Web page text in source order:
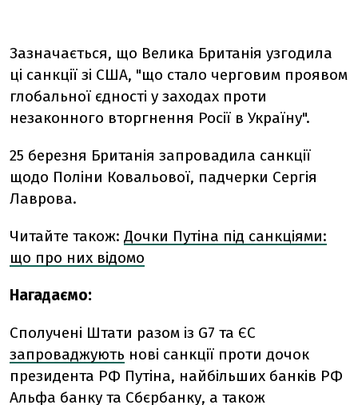
Зазначається, що Велика Британія узгодила
ці санкції зі США, "що стало черговим проявом
глобальної єдності у заходах проти
незаконного вторгнення Росії в Україну".
25 березня Британія запровадила санкції
щодо Поліни Ковальової, падчерки Сергія
Лаврова.
Читайте також: Дочки Путіна під санкціями:
що про них відомо
Нагадаємо:
Сполучені Штати разом із G7 та ЄС
запроваджують нові санкції проти дочок
президента РФ Путіна, найбільших банків РФ
Альфа банку та Сбєрбанку, а також